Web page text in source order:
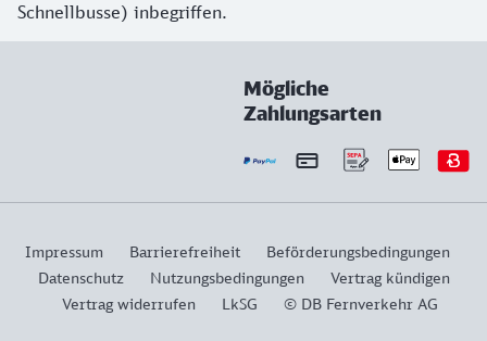
Schnellbusse) inbegriffen.
Mögliche
Zahlungsarten
Impressum Barrierefreiheit
Beförderungsbedingungen
Datenschutz
Nutzungsbedingungen
Vertrag kündigen
Vertrag widerrufen
LkSG © DB Fernverkehr AG